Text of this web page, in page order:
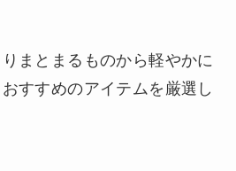
まとまるものから軽やかに
すすめのアイテムを厳選し